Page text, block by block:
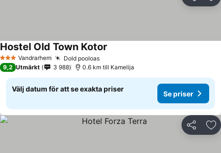
3 StjärnorVandrarhem Dold pooloas
Hostel Old Town Kotor
9,2 Utmärkt 3 988 0.6 km till Kamelija
Välj datum för att se exakta priser
Se priser
Dela